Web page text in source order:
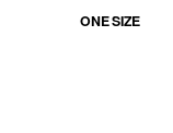
ONE SIZE